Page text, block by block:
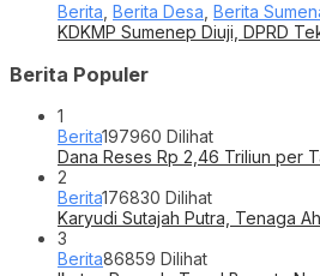
Berita Berita Desa Berita
KDKMP Sumenep Diuji, DPRD
Berita Populer
1
Berita197960 Dilihat
Dana Reses Rp 2,46 Triliun per
2
Berita176830 Dilihat
Karyudi Sutajah Putra, Tenaga
3
Berita86859 Dilihat